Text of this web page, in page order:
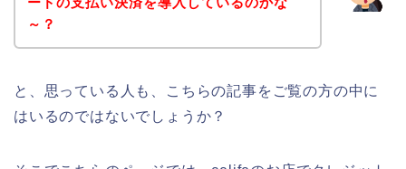
～？
と、思っている人も、こちらの記事をご覧の方の中に
はいるのではないでしょうか？